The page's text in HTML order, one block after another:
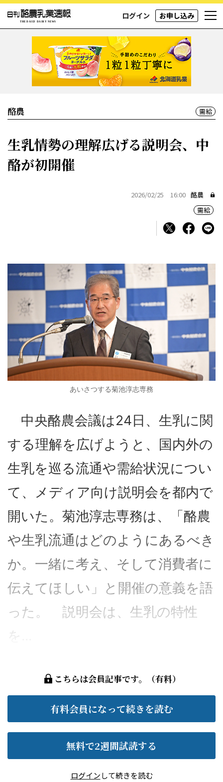
ログイン お申し込み
酪農 需給
生乳情勢の理解広げる説明会、中
酪が初開催
2026/02/25 16:00 酪農
需給
あいさつする菊池淳志専務
中央酪農会議は24日、生乳に関
する理解を広げようと、国内外の
生乳を巡る流通や需給状況につい
て、メディア向け説明会を都内で
開いた。菊池淳志専務は、「酪農
や生乳流通はどのようにあるべき
か。一緒に考え、そして消費者に
伝えてほしい」と開催の意義を語
った。 説明会は、生乳の特性
を...
こちらは会員記事です。（有料）
有料会員になって続きを読む
無料で2週間試読する
ログインして続きを読む